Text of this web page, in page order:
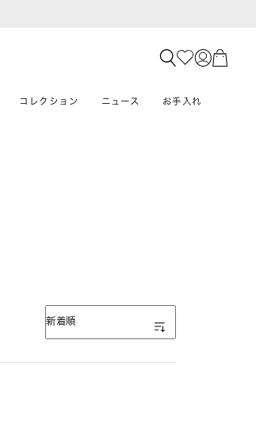
コレクション ニュース お手入れ
表示順
新着順